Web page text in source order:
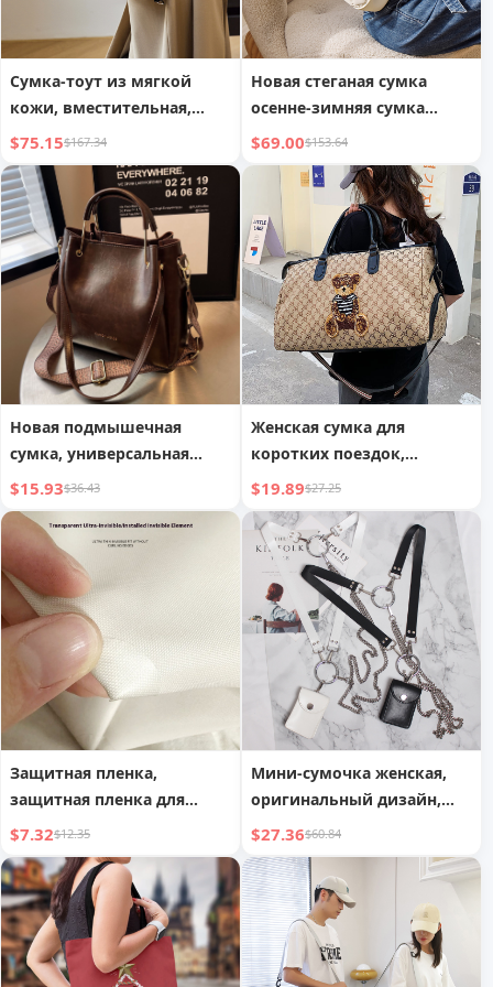
Сумка-тоут из мягкой
кожи, вместительная,
однолямочная, сумка для
деловых женщин
$75.15$167.34
Новая стеганая сумка
осенне-зимняя сумка
через плечо,
универсальная сумка
через плечо из
натуральной коровьей
кожи
$69.00$153.64
Новая подмышечная
сумка, универсальная
повседневная сумка-ведро
на плечо
$15.93$36.43
Женская сумка для
коротких поездок,
вместительная сумка для
плавания, йоги, фитнеса
$19.89$27.25
Защитная пленка,
защитная пленка для
углов сумочки от
царапин,
противоизносная
$7.32$12.35
Мини-сумочка женская,
оригинальный дизайн,
универсальная, со
съемной металлической
цепочкой, через плечо
$27.36$60.84